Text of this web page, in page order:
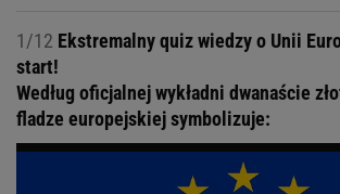
1/12 Ekstremalny quiz wiedzy o Unii
start!
Według oficjalnej wykładni dwanaście
fladze europejskiej symbolizuje: